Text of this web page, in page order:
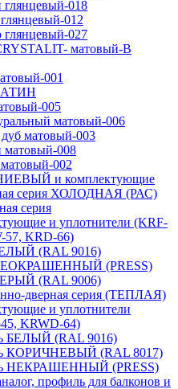
глянцевый-018
012
глянцевый-027
матовый-В
001
005
матовый-006
матовый-003
матовый-008
002
и комплектующие
серия ХОЛОДНАЯ (РАС)
серия
и уплотнители (KRF-
57, KRD-66)
(RAL 9016)
(PRESS)
(RAL 9006)
дверная серия (ТЕПЛАЯ)
и уплотнители
KRWD-64)
БЕЛЫЙ (RAL 9016)
КОРИЧНЕВЫЙ (RAL 8017)
НЕКРАШЕННЫЙ (PRESS)
профиль для балконов и